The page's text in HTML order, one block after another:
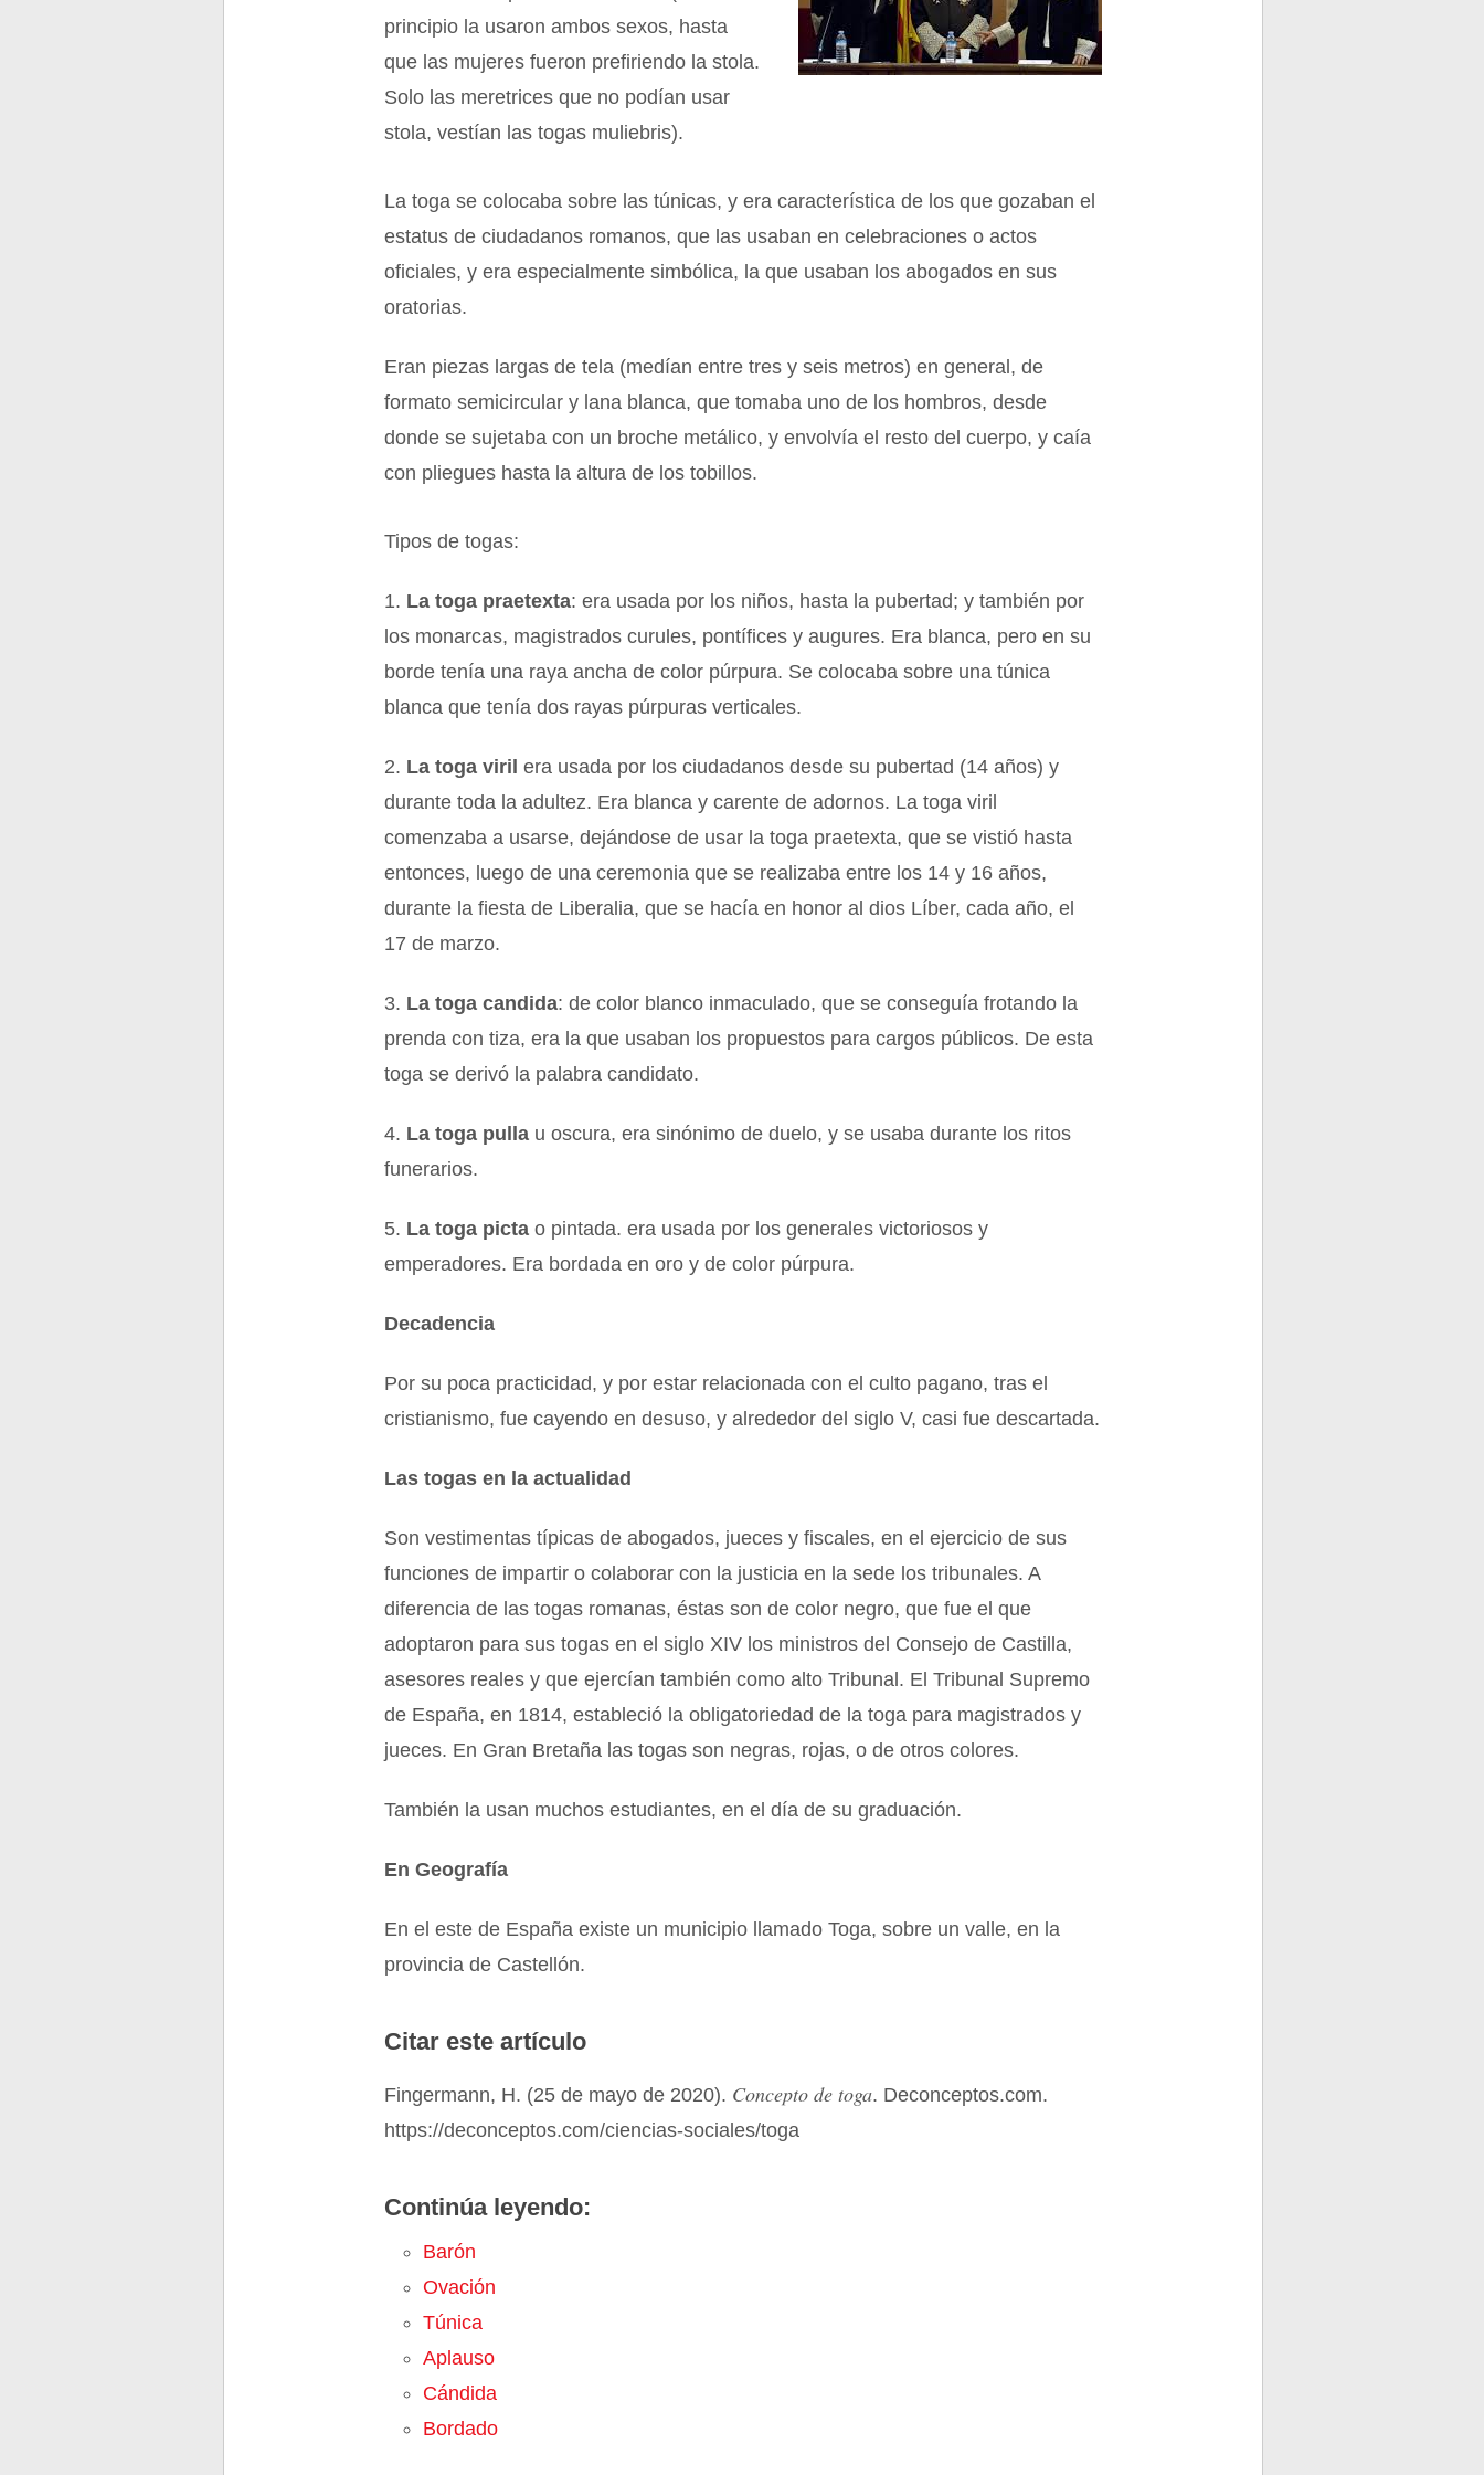
principio la usaron ambos sexos, hasta
que las mujeres fueron prefiriendo la stola.
Solo las meretrices que no podían usar
stola, vestían las togas muliebris).
La toga se colocaba sobre las túnicas, y era característica de los que gozaban el
estatus de ciudadanos romanos, que las usaban en celebraciones o actos
oficiales, y era especialmente simbólica, la que usaban los abogados en sus
oratorias.
Eran piezas largas de tela (medían entre tres y seis metros) en general, de
formato semicircular y lana blanca, que tomaba uno de los hombros, desde
donde se sujetaba con un broche metálico, y envolvía el resto del cuerpo, y caía
con pliegues hasta la altura de los tobillos.
Tipos de togas:
1. La toga praetexta: era usada por los niños, hasta la pubertad; y también por
los monarcas, magistrados curules, pontífices y augures. Era blanca, pero en su
borde tenía una raya ancha de color púrpura. Se colocaba sobre una túnica
blanca que tenía dos rayas púrpuras verticales.
2. La toga viril era usada por los ciudadanos desde su pubertad (14 años) y
durante toda la adultez. Era blanca y carente de adornos. La toga viril
comenzaba a usarse, dejándose de usar la toga praetexta, que se vistió hasta
entonces, luego de una ceremonia que se realizaba entre los 14 y 16 años,
durante la fiesta de Liberalia, que se hacía en honor al dios Líber, cada año, el
17 de marzo.
3. La toga candida: de color blanco inmaculado, que se conseguía frotando la
prenda con tiza, era la que usaban los propuestos para cargos públicos. De esta
toga se derivó la palabra candidato.
4. La toga pulla u oscura, era sinónimo de duelo, y se usaba durante los ritos
funerarios.
5. La toga picta o pintada. era usada por los generales victoriosos y
emperadores. Era bordada en oro y de color púrpura.
Decadencia
Por su poca practicidad, y por estar relacionada con el culto pagano, tras el
cristianismo, fue cayendo en desuso, y alrededor del siglo V, casi fue descartada.
Las togas en la actualidad
Son vestimentas típicas de abogados, jueces y fiscales, en el ejercicio de sus
funciones de impartir o colaborar con la justicia en la sede los tribunales. A
diferencia de las togas romanas, éstas son de color negro, que fue el que
adoptaron para sus togas en el siglo XIV los ministros del Consejo de Castilla,
asesores reales y que ejercían también como alto Tribunal. El Tribunal Supremo
de España, en 1814, estableció la obligatoriedad de la toga para magistrados y
jueces. En Gran Bretaña las togas son negras, rojas, o de otros colores.
También la usan muchos estudiantes, en el día de su graduación.
En Geografía
En el este de España existe un municipio llamado Toga, sobre un valle, en la
provincia de Castellón.
Citar este artículo
Fingermann, H. (25 de mayo de 2020). Concepto de toga. Deconceptos.com.
https://deconceptos.com/ciencias-sociales/toga
Continúa leyendo:
Barón
Ovación
Túnica
Aplauso
Cándida
Bordado